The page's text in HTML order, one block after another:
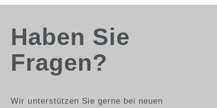
Haben Sie
Fragen?
Wir unterstützen Sie gerne bei neuen